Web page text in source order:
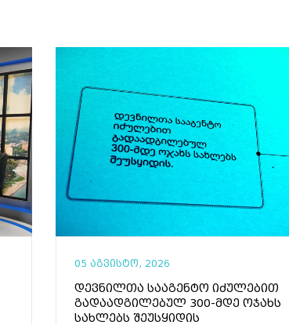
05 აგვისტო, 2026
დევნილთა სააგენტო იძულებით
გადაადგილებულ 300-მდე ოჯახს
სახლებს შეუსყიდის